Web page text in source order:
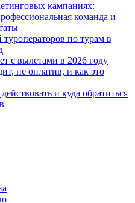
кампаниях:
команда и
по турам в
с вылетами в 2026 году
не оплатив, и как это
и куда обратиться